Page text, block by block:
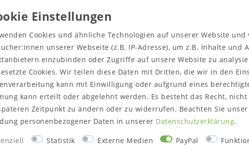
sowie der Lichtverhältnisse
führen, dass die Farbe des Artikels nicht
Lieferumfang enthalten.
Zeit
Holz,
Oberfläche
Holzboden:
Vormontiert
Hinweis zur
Bitte
Cookies und ähnliche Technologien auf unserer Website
unserer Webseite (z.B. IP-Adresse), um z.B. Inhalte und
einzubinden oder Zugriffe auf unsere Website zu
Cookies. Wir teilen diese Daten mit Dritten, die wir in den
kann mit Einwilligung oder aufgrund eines
kann erteilt oder abgelehnt werden. Es besteht das Recht,
Zeitpunkt zu ändern oder zu widerrufen. Beachten Sie unser
personenbezogener Daten in unserer Daten­schutz­erklärung.
Statistik Externe Medien PayPal